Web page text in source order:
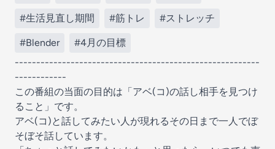
#生活見直し期間 #筋トレ #ストレッチ
#Blender
#4月の目標
---------------------------------------------------------
------------
この番組の当面の目的は「アベ(コ)の話し相手を見つけ
ること」です。
アベ(コ)と話してみたい人が現れるその日まで一人でぼ
そぼそ話しています。